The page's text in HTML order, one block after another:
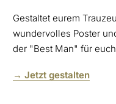
Gestaltet eurem
wundervolles Poster
der "Best Man" für
→ Jetzt gestalten